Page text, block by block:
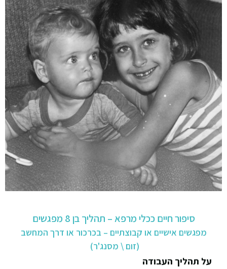
סיפור חיים ככלי מרפא – תהליך בן 8 מפגשים
מפגשים אישיים או קבוצתיים – בכרכור או דרך המחשב
(זום \ מסנג'ר)
על תהליך העבודה